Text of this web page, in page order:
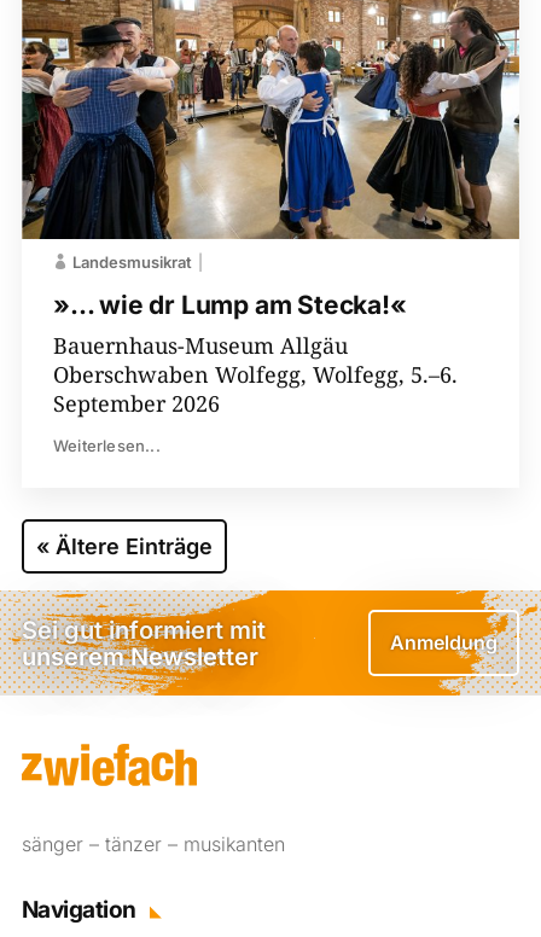
»… wie dr Lump am Stecka!«
Landesmusikrat
Bauernhaus-​Museum Allgäu
Oberschwaben Wolfegg, Wolfegg, 5.–6.
September 2026
Weiterlesen...
« Ältere Einträge
Sei gut informiert mit
unserem Newsletter
Anmeldung
sänger – tänzer – musikanten
Navigation